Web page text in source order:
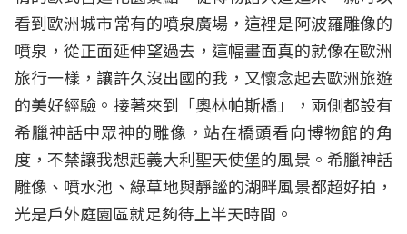
看到歐洲城市常有的噴泉廣場，這裡是阿波羅雕像的
噴泉，從正面延伸望過去，這幅畫面真的就像在歐洲
旅行一樣，讓許久沒出國的我，又懷念起去歐洲旅遊
的美好經驗。接著來到「奧林帕斯橋」，兩側都設有
希臘神話中眾神的雕像，站在橋頭看向博物館的角
度，不禁讓我想起義大利聖天使堡的風景。希臘神話
雕像、噴水池、綠草地與靜謐的湖畔風景都超好拍，
光是戶外庭園區就足夠待上半天時間。